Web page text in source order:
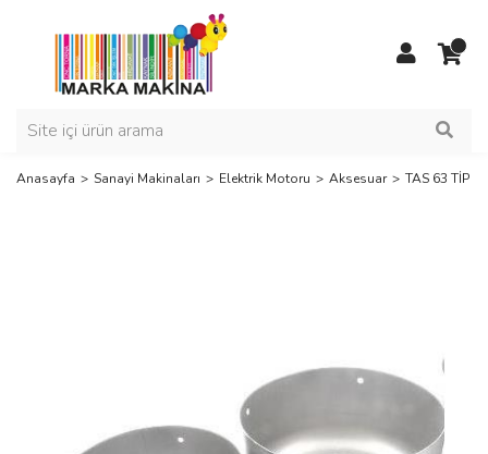
Anasayfa Sanayi Makinaları Elektrik Motoru Aksesuar TAS 63 TİP